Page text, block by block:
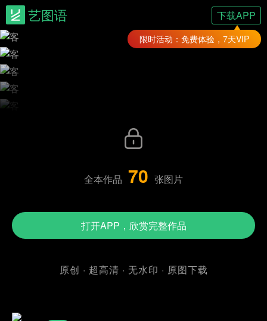
艺图语 下载APP
限时活动：免费体验，7天VIP
全本作品 70 张图片
打开APP，欣赏完整作品
原创 · 超高清 · 无水印 · 原图下载